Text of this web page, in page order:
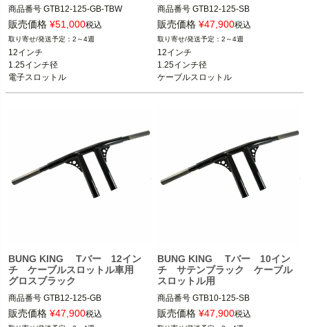
商品番号 GTB12-125-GB-TBW
スポーツスター、ダイナ、ソフテイル
販売価格 ¥51,000税込
2～4週
12インチ
1.25インチ径
電子スロットル
商品番号 GTB12-125-SB
スポーツスター、ダイナ、ソフテイル
販売価格 ¥47,900税込
2～4週
12インチ
1.25インチ径
ケーブルスロットル
BUNG KING Tバー 12イン
チ ケーブルスロットル車用
グロスブラック
商品番号 GTB12-125-GB
スポーツスター、ダイナ、ソフテイル
販売価格 ¥47,900税込
BUNG KING Tバー 10イン
チ サテンブラック ケーブル
スロットル用
商品番号 GTB10-125-SB
ライザータイプのハンドル装着車
販売価格 ¥47,900税込